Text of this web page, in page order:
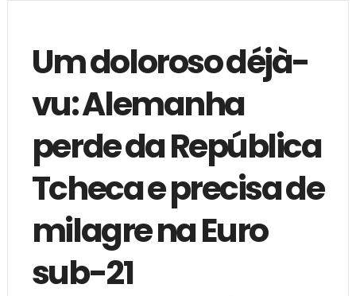
Um doloroso déjà-
vu: Alemanha
perde da República
Tcheca e precisa de
milagre na Euro
sub-21